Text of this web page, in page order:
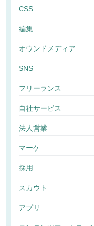
CSS
編集
オウンドメディア
SNS
フリーランス
自社サービス
法人営業
マーケ
採用
スカウト
アプリ